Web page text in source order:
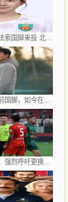
邹梦瑶与布基纳法索国脚来投 北京城建女足再迎两名强援
罕见！辽宁铁人：强烈呼吁更换辽宁德比主裁 屡现争议判罚